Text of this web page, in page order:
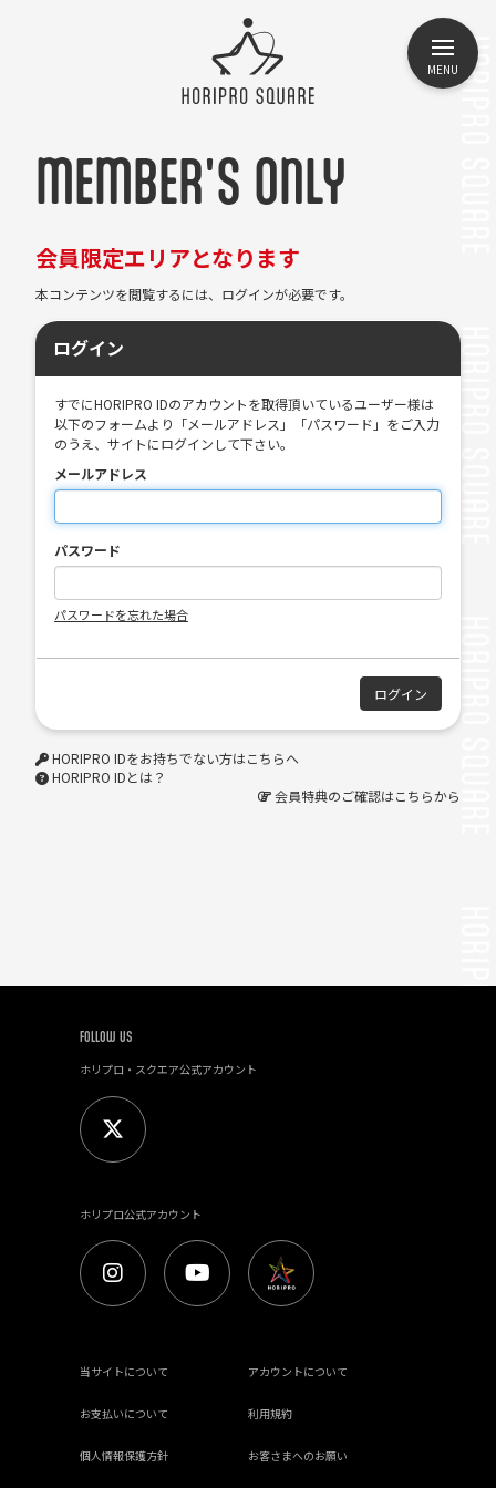
MENU
MEMBER'S ONLY
会員限定エリアとなります
本コンテンツを閲覧するには、ログインが必要です。
ログイン
すでにHORIPRO IDのアカウントを取得頂いているユーザー様は
以下のフォームより「メールアドレス」「パスワード」をご入力
のうえ、サイトにログインして下さい。
メールアドレス
パスワード
パスワードを忘れた場合
HORIPRO IDをお持ちでない方はこちらへ
HORIPRO IDとは？
会員特典のご確認はこちらから
FOLLOW US
ホリプロ・スクエア公式アカウント
ホリプロ公式アカウント
当サイトについて アカウントについて
お支払いについて 利用規約
個人情報保護方針 お客さまへのお願い